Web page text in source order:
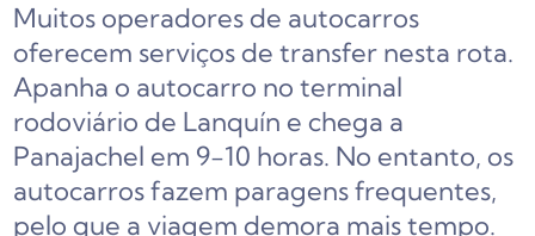
Muitos operadores de autocarros
oferecem serviços de transfer nesta rota.
Apanha o autocarro no terminal
rodoviário de Lanquín e chega a
Panajachel em 9-10 horas. No entanto, os
autocarros fazem paragens frequentes,
pelo que a viagem demora mais tempo.